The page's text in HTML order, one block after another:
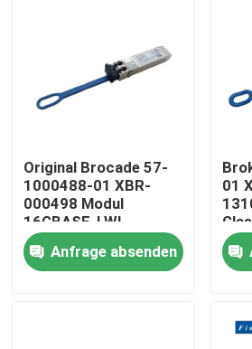
Haus
Produkte
Original Brocade 57-
1000488-01 XBR-
000498 Modul
16GBASE-LWL
16Gbps Sicher 10km
1310nm SMF
Glasfaserausrüstung
Anfrage absenden
01
FC-